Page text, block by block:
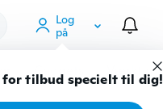
Log
på
for tilbud specielt til dig!
Gadgets Værktøj